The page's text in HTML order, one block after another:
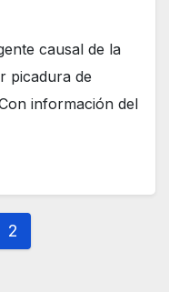
causal de la
picadura de
información del
2